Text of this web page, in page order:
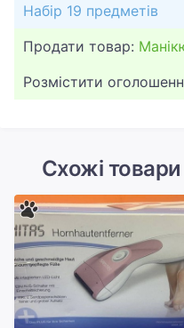
Набір 19 предметів
Продати товар:
Розмістити
Схожі